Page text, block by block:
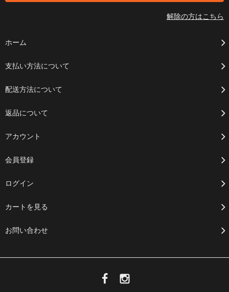
解除の方はこちら
ホーム
支払い方法について
配送方法について
返品について
アカウント
会員登録
ログイン
カートを見る
お問い合わせ